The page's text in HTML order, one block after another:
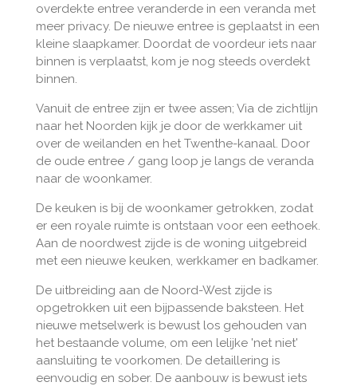
overdekte entree veranderde in een veranda met
meer privacy. De nieuwe entree is geplaatst in een
kleine slaapkamer. Doordat de voordeur iets naar
binnen is verplaatst, kom je nog steeds overdekt
binnen.
Vanuit de entree zijn er twee assen; Via de zichtlijn
naar het Noorden kijk je door de werkkamer uit
over de weilanden en het Twenthe-kanaal. Door
de oude entree / gang loop je langs de veranda
naar de woonkamer.
De keuken is bij de woonkamer getrokken, zodat
er een royale ruimte is ontstaan voor een eethoek.
Aan de noordwest zijde is de woning uitgebreid
met een nieuwe keuken, werkkamer en badkamer.
De uitbreiding aan de Noord-West zijde is
opgetrokken uit een bijpassende baksteen. Het
nieuwe metselwerk is bewust los gehouden van
het bestaande volume, om een lelijke 'net niet'
aansluiting te voorkomen. De detaillering is
eenvoudig en sober. De aanbouw is bewust iets